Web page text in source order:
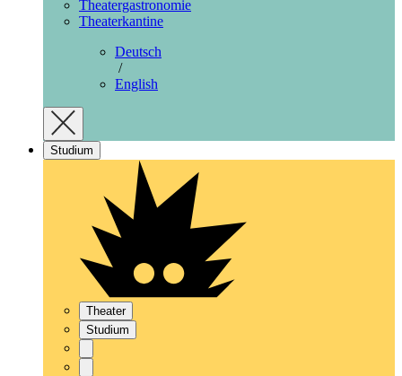
Theatergastronomie
Theaterkantine
Deutsch
/
English
Studium
Theater
Studium